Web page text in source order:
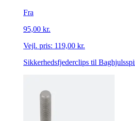
Fra
95,00 kr.
Vejl. pris: 119,00 kr.
Sikkerhedsfjederclips til